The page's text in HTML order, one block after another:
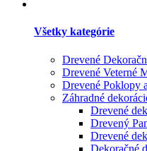
Všetky kategórie
Drevené
Drevené Veterné
Drevené Poklopy
Záhradné
Drevené
Drevený
Drevené
Dekoračné